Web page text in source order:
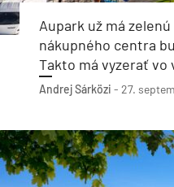
Aupark už má
nákupného centra
Takto má vyzerať vo
Andrej Sárközi - 27.